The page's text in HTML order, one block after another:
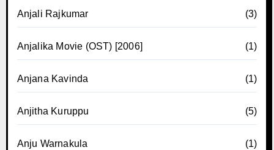
Anjali Rajkumar (3)
Anjalika Movie (OST) [2006] (1)
Anjana Kavinda (1)
Anjitha Kuruppu (5)
Anju Warnakula (1)